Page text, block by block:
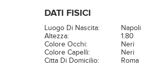
DATI FISICI
Luogo Di Nascita:
Napoli
Altezza:
1.80
Colore Occhi:
Neri
Colore Capelli:
Neri
Citta Di Domicilio:
Roma